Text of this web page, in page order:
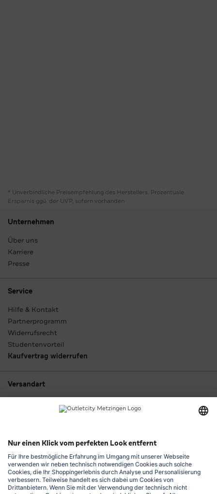
* Unverbindliche Preisempfehlung des Herstellers. Prozentuale
Ersparnis ggü. der UVP, sofern vorhanden
Unternehmen
Über uns
Karriere
Presse
Service
Hilfe & Kontakt
Partnerprogramm
Widerrufsrecht
Studentenvorteil
Kaufvertrag widerrufen
Versandart
Outletcity App laden